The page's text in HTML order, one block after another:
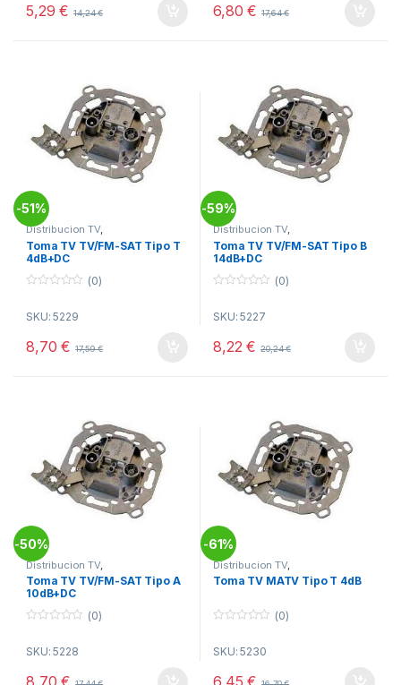
f5,29€ 14,24€
f6,80€ 17,64€
-51%
Distribucion TV,
Telecomunicacion ,Tomas TV
Toma TV TV/FM-SAT Tipo T
4dB+DC
u
f
(0)
SKU: 5229
8,70€ 17,59€
-59%
Distribucion TV,
Telecomunicacion ,Tomas TV
Toma TV TV/FM-SAT Tipo B
14dB+DC
u
f
(0)
SKU: 5227
8,22€ 20,24€
-50%
Distribucion TV,
Telecomunicacion ,Tomas TV
Toma TV TV/FM-SAT Tipo A
10dB+DC
u
(0)
SKU: 5228
-61%
Distribucion TV,
Telecomunicacion,Tomas TV
Toma TV MATV Tipo T 4dB
u
(0)
SKU: 5230